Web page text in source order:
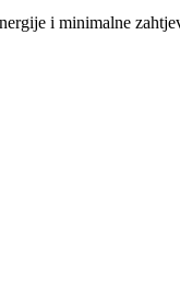
i minimalne